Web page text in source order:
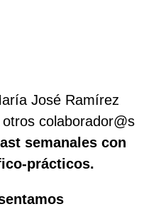
José Ramírez
colaborador@s
semanales con
prácticos.